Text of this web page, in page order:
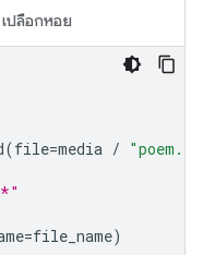
เปลือกหอย
(file=media /
=file_name)